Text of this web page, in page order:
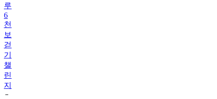
루
6
천
보
걷
기
챌
린
지